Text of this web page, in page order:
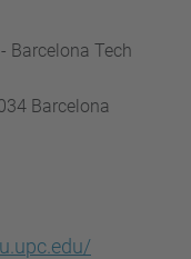
Barcelona Tech
Barcelona